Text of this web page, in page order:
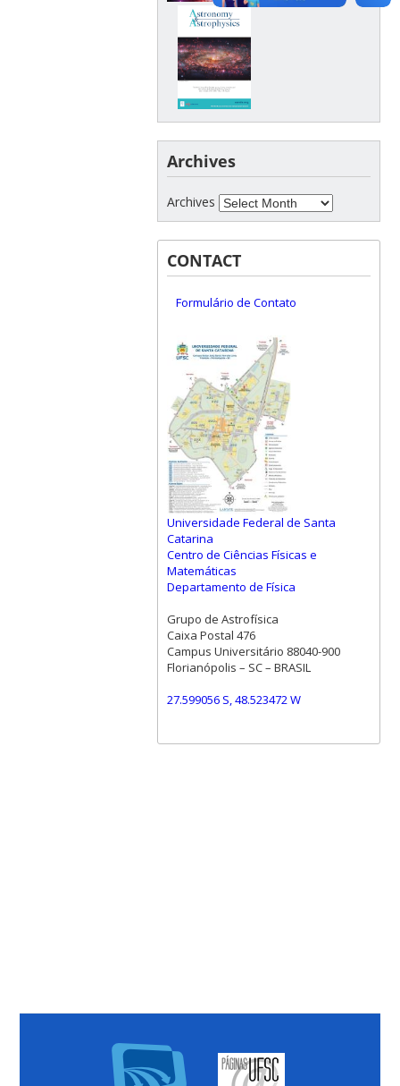
Archives
Archives
CONTACT
Formulário de Contato
Universidade Federal de Santa
Catarina
Centro de Ciências Físicas e
Matemáticas
Departamento de Física
Grupo de Astrofísica
Caixa Postal 476
Campus Universitário 88040-900
Florianópolis – SC – BRASIL
27.599056 S, 48.523472 W